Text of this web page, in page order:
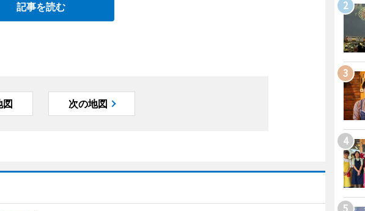
記事を読む
図 次の地図